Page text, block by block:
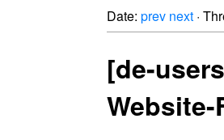
Date: prev next ·
[de-